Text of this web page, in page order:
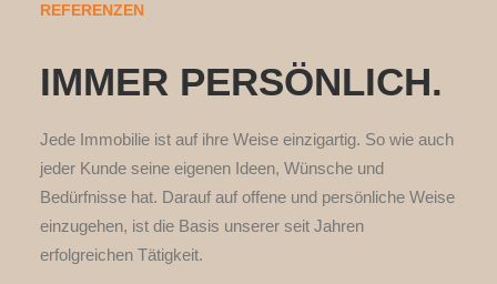
REFERENZEN
IMMER PERSÖNLICH.
Jede Immobilie ist auf ihre Weise einzigartig. So wie auch
jeder Kunde seine eigenen Ideen, Wünsche und
Bedürfnisse hat. Darauf auf offene und persönliche Weise
einzugehen, ist die Basis unserer seit Jahren
erfolgreichen Tätigkeit.